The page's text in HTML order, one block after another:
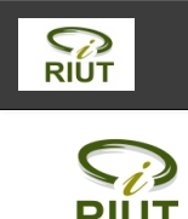
Skip
navigation